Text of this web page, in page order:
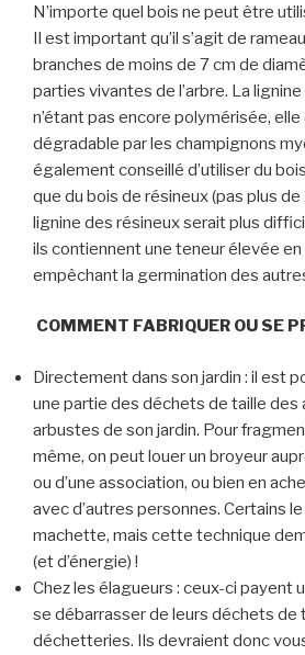
N’importe quel bois ne peut être
Il est important qu’il s’agit de
branches de moins de 7 cm de
parties vivantes de l’arbre. La
n’étant pas encore polymérisée,
dégradable par les champignons
également conseillé d’utiliser du
que du bois de résineux (pas plus de
lignine des résineux serait plus
ils contiennent une teneur élevée
empêchant la germination des
COMMENT FABRIQUER OU SE
Directement dans son jardin : il est
une partie des déchets de taille des
arbustes de son jardin. Pour
même, on peut louer un broyeur
ou d’une association, ou bien en
avec d’autres personnes. Certains
machette, mais cette technique
(et d’énergie) !
Chez les élagueurs : ceux-ci payent
se débarrasser de leurs déchets de
déchetteries. Ils devraient donc